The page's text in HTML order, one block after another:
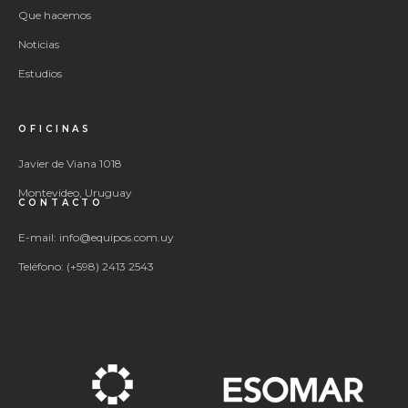
Que hacemos
Noticias
Estudios
OFICINAS
Javier de Viana 1018
Montevideo, Uruguay
CONTACTO
E-mail: info@equipos.com.uy
Teléfono: (+598) 2413 2543